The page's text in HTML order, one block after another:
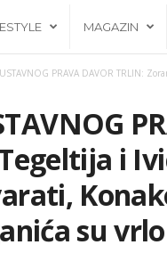
MAGAZIN
PRAVA DAVOR TRLIN:
i
su